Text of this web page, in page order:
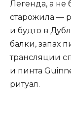
Легенда, а не
старожила —
и будто в
балки, запах
трансляции
и пинта
ритуал.